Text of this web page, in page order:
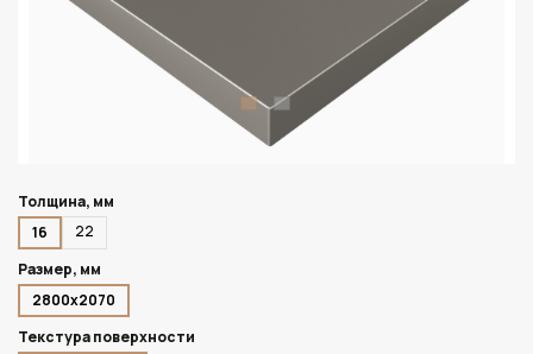
Толщина, мм
16
22
Размер, мм
2800х2070
Текстура поверхности